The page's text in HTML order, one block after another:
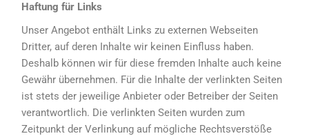
Haftung für Links
Unser Angebot enthält Links zu externen Webseiten
Dritter, auf deren Inhalte wir keinen Einfluss haben.
Deshalb können wir für diese fremden Inhalte auch keine
Gewähr übernehmen. Für die Inhalte der verlinkten Seiten
ist stets der jeweilige Anbieter oder Betreiber der Seiten
verantwortlich. Die verlinkten Seiten wurden zum
Zeitpunkt der Verlinkung auf mögliche Rechtsverstöße